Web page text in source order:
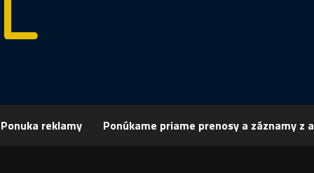
Ponuka reklamy Ponúkame priame prenosy a záznamy z
Archív Spravodajstvo SPRÁVY 22.02.2019